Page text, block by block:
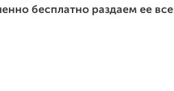
бесплатно раздаем ее